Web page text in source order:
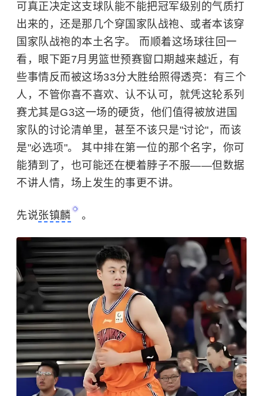
可真正决定这支球队能不能把冠军级别的气质打
出来的，还是那几个穿国家队战袍、或者本该穿
国家队战袍的本土名字。 而顺着这场球往回一
看，眼下距7月男篮世预赛窗口期越来越近，有
些事情反而被这场33分大胜给照得透亮：有三个
人，不管你喜不喜欢、认不认可，就凭这轮系列
赛尤其是G3这一场的硬货，他们值得被放进国
家队的讨论清单里，甚至不该只是"讨论"，而该
是"必选项"。 其中排在第一位的那个名字，你可
能猜到了，也可能还在梗着脖子不服——但数据
不讲人情，场上发生的事更不讲。
先说张镇麟 。